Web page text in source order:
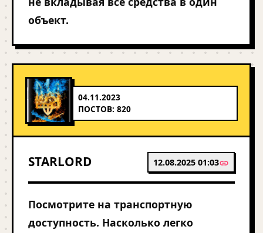
объект.
04.11.2023
ПОСТОВ: 820
STARLORD 12.08.2025 01:03
Посмотрите на транспортную
доступность. Насколько легко